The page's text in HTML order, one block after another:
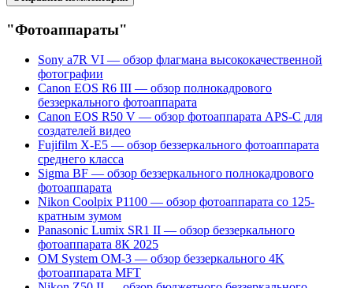
"Фотоаппараты"
Sony a7R VI — обзор флагмана высококачественной
фотографии
Canon EOS R6 III — обзор полнокадрового
беззеркального фотоаппарата
Canon EOS R50 V — обзор фотоаппарата APS-C для
создателей видео
Fujifilm X-E5 — обзор беззеркального фотоаппарата
среднего класса
Sigma BF — обзор беззеркального полнокадрового
фотоаппарата
Nikon Coolpix P1100 — обзор фотоаппарата со 125-
кратным зумом
Panasonic Lumix SR1 II — обзор беззеркального
фотоаппарата 8К 2025
OM System OM-3 — обзор беззеркального 4K
фотоаппарата MFT